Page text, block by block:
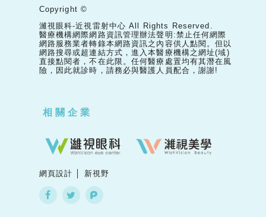
Copyright ©
濰視眼科-近視雷射中心 All Rights Reserved.
醫療機構網際網路資訊管理辦法聲明:禁止任何網際
網路服務業者轉錄本網路資訊之內容供人點閱。但以
網路搜尋或超連結方式，進入本醫療機構之網址(域)
直接點閱者，不在此限。任何醫療處置均有其潛在風
險，因此就診時，請務必與醫護人員配合，謝謝!
相關企業
網頁設計 │ 新視野